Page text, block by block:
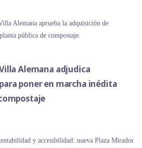
Alemana adjudica
poner en marcha inédita
y accesibilidad: nueva Plaza Mirador